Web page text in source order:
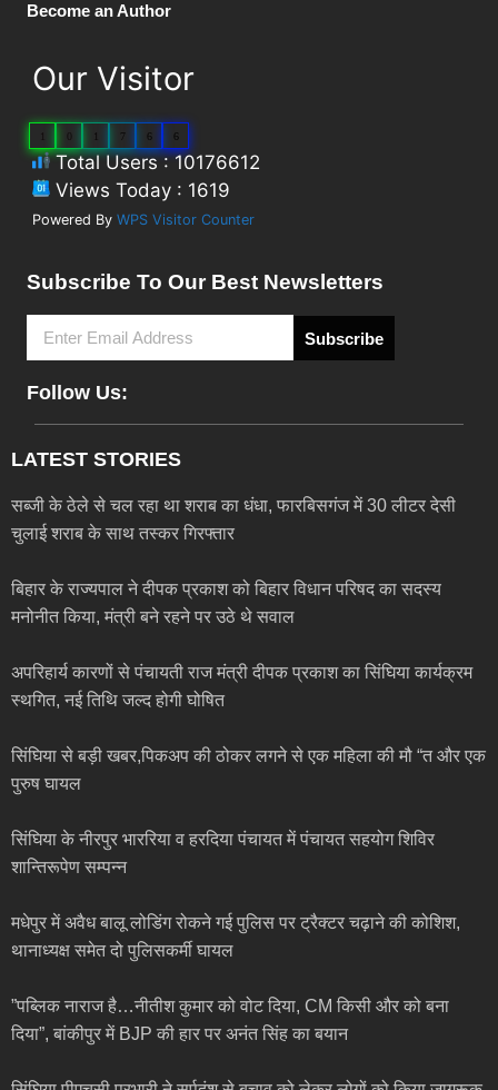
Become an Author
Our Visitor
1 1 7 6 6
Total Users : 10176612
Views Today : 1619
Powered By WPS Visitor Counter
Subscribe To Our Best Newsletters
Subscribe
Follow Us:
LATEST STORIES
सब्जी के ठेले से चल रहा था शराब का धंधा, फारबिसगंज में 30 लीटर देसी
चुलाई शराब के साथ तस्कर गिरफ्तार
बिहार के राज्यपाल ने दीपक प्रकाश को बिहार विधान परिषद का सदस्य
मनोनीत किया, मंत्री बने रहने पर उठे थे सवाल
अपरिहार्य कारणों से पंचायती राज मंत्री दीपक प्रकाश का सिंघिया कार्यक्रम
स्थगित, नई तिथि जल्द होगी घोषित
सिंघिया से बड़ी खबर,पिकअप की ठोकर लगने से एक महिला की मौ “त और एक
पुरुष घायल
सिंघिया के नीरपुर भाररिया व हरदिया पंचायत में पंचायत सहयोग शिविर
शान्तिरूपेण सम्पन्न
मधेपुर में अवैध बालू लोडिंग रोकने गई पुलिस पर ट्रैक्टर चढ़ाने की कोशिश,
थानाध्यक्ष समेत दो पुलिसकर्मी घायल
”पब्लिक नाराज है…नीतीश कुमार को वोट दिया, CM किसी और को बना
दिया”, बांकीपुर में BJP की हार पर अनंत सिंह का बयान